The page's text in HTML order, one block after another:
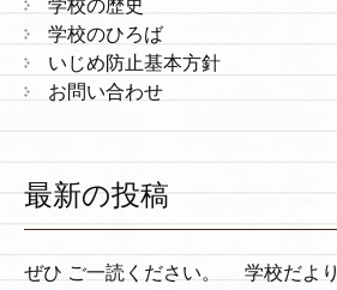
学校の歴史
学校のひろば
いじめ防止基本方針
お問い合わせ
最新の投稿
ぜひ ご一読ください。 学校だより